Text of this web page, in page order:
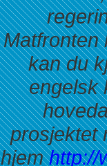
Matfronten
kan du
engelsk
prosjektet
hjemhttp://